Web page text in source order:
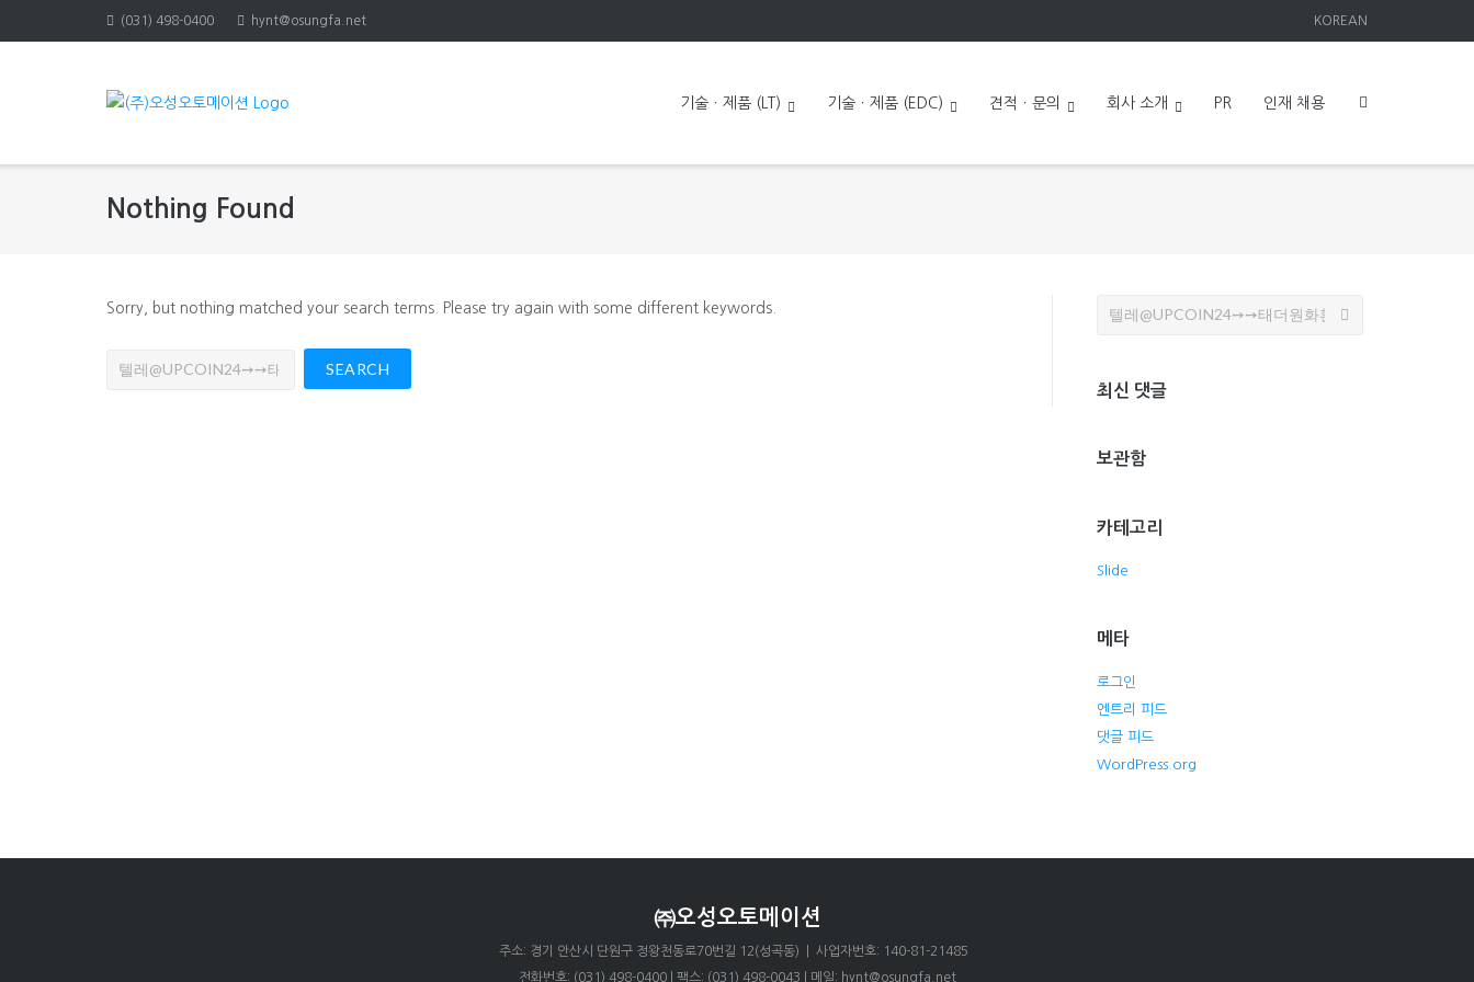
to
(031) 498-0400 hynt@osungfa.net KOREAN
기술ㆍ제품 (LT) 기술ㆍ제품 (EDC) 견적ㆍ문의 회사 소개 PR 인재 채용
Nothing Found
Sorry, but nothing matched your search terms. Please try again with some different keywords.
Search
Search
최신 댓글
보관함
카테고리
Slide
메타
로그인
엔트리 피드
댓글 피드
WordPress.org
㈜오성오토메이션
주소: 경기 안산시 단원구 정왕천동로70번길 12(성곡동) | 사업자번호: 140-81-21485
전화번호: (031) 498-0400 | 팩스: (031) 498-0043 | 메일: hynt@osungfa.net